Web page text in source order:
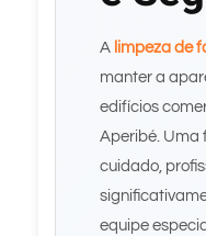
A limpeza de
manter a
edifícios
Aperibé. Uma
cuidado,
equipe